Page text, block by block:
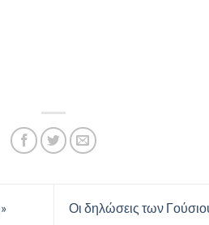
Οι δηλώσεις των